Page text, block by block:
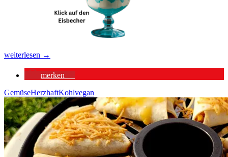
Kohlsteaks
cremiger
Letscho-
Soße
weiterlesen →
merken
GemüseHerzhaftKohlvegan